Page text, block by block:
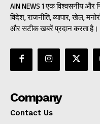
AIN NEWS 1 एक विश्वसनीय और
विदेश, राजनीति, व्यापार, खेल,
और सटीक खबरें प्रदान करता है।
Company
Contact Us